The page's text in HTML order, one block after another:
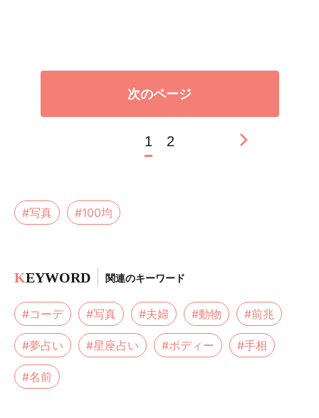
次のページ
1 2
#写真 #100均
KEYWORD 関連のキーワード
#コーデ #写真 #夫婦 #動物 #前兆
#夢占い #星座占い #ボディー #手相
#名前